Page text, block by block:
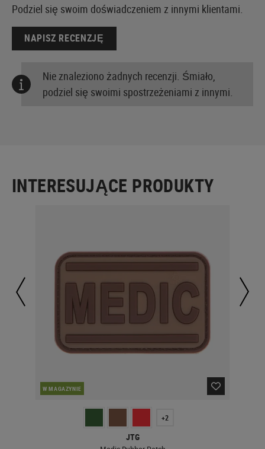
Podziel się swoim doświadczeniem z innymi klientami.
NAPISZ RECENZJĘ
Nie znaleziono żadnych recenzji. Śmiało,
podziel się swoimi spostrzeżeniami z innymi.
INTERESUJĄCE PRODUKTY
W MAGAZYNIE
+2
JTG